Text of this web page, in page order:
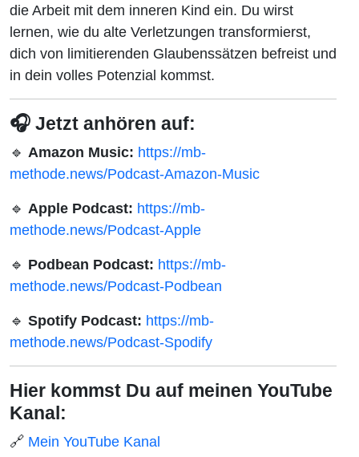
die Arbeit mit dem inneren Kind ein. Du wirst
lernen, wie du alte Verletzungen transformierst,
dich von limitierenden Glaubenssätzen befreist und
in dein volles Potenzial kommst.
🎧 Jetzt anhören auf:
🔹 Amazon Music: https://mb-
methode.news/Podcast-Amazon-Music
🔹 Apple Podcast: https://mb-
methode.news/Podcast-Apple
🔹 Podbean Podcast: https://mb-
methode.news/Podcast-Podbean
🔹 Spotify Podcast: https://mb-
methode.news/Podcast-Spodify
Hier kommst Du auf meinen YouTube
Kanal:
🔗 Mein YouTube Kanal